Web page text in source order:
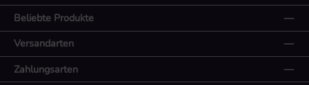
Beliebte Produkte
Zahlungsarten
Versandarten